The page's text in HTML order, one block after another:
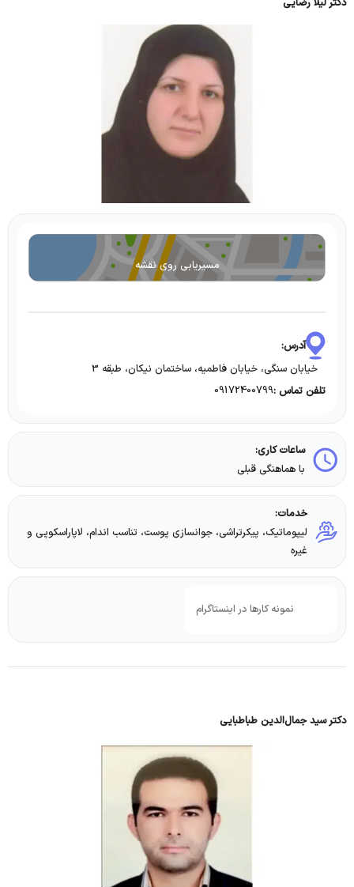
مسیریابی روی نقشه
آدرس:
خیابان سنگی، خیابان فاطمیه، ساختمان نیکان، طبقه 3
تلفن تماس :09172400799
ساعات کاری:
با هماهنگی قبلی
خدمات:
لیپوماتیک، پیکرتراشی، جوانسازی پوست، تناسب اندام، لاپاراسکوپی و
غیره
نمونه کارها در اینستاگرام
دکتر سید جمال‌الدین طباطبایی